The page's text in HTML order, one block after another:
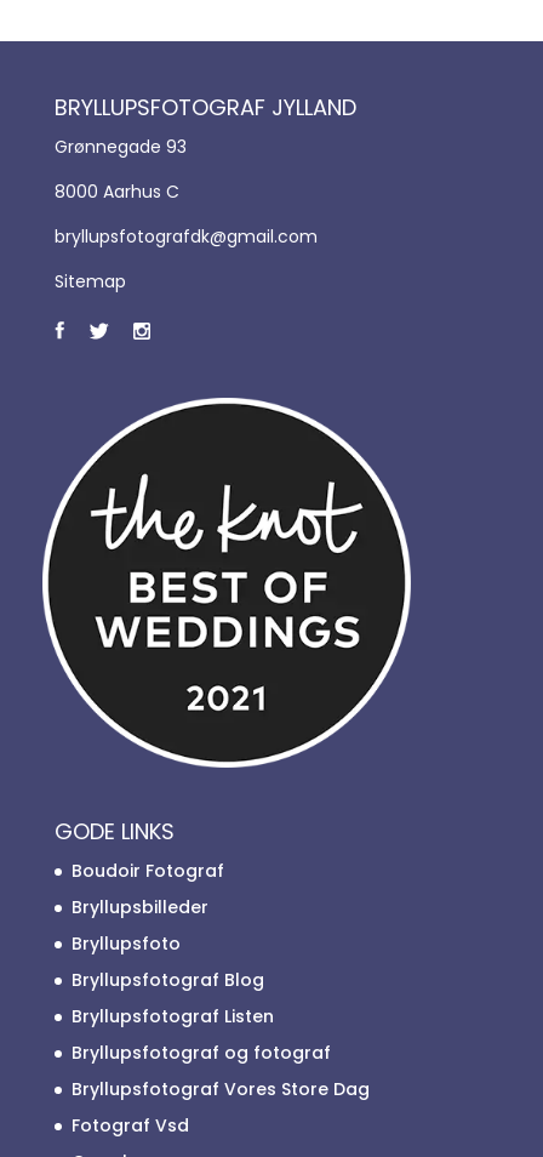
BRYLLUPSFOTOGRAF JYLLAND
Grønnegade 93
8000 Aarhus C
bryllupsfotografdk@gmail.com
Sitemap
GODE LINKS
Boudoir Fotograf
Bryllupsbilleder
Bryllupsfoto
Bryllupsfotograf Blog
Bryllupsfotograf Listen
Bryllupsfotograf og fotograf
Bryllupsfotograf Vores Store Dag
Fotograf Vsd